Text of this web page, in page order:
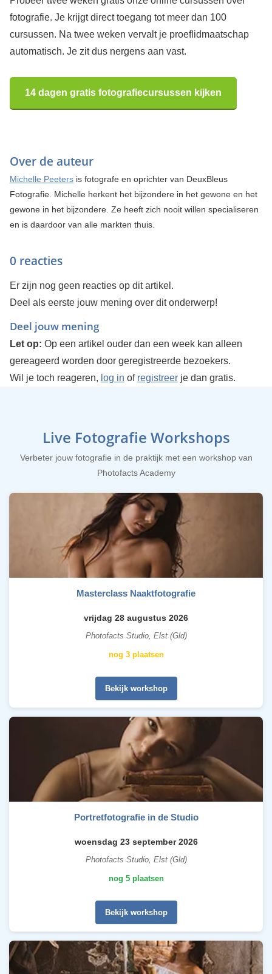
fotografie. Je krijgt direct toegang tot meer dan 100
cursussen. Na twee weken vervalt je proeflidmaatschap
automatisch. Je zit dus nergens aan vast.
14 dagen gratis fotografiecursussen kijken
Over de auteur
Michelle Peetersis fotografe en oprichter van DeuxBleus
Fotografie. Michelle herkent het bijzondere in het gewone en het
gewone in het bijzondere. Ze heeft zich nooit willen specialiseren
en is daardoor van alle markten thuis.
0 reacties
Er zijn nog geen reacties op dit artikel.
Deel als eerste jouw mening over dit onderwerp!
Deel jouw mening
Let op: Op een artikel ouder dan een week kan alleen
gereageerd worden door geregistreerde bezoekers.
Wil je toch reageren, log in of registreerje dan gratis.
Live Fotografie Workshops
Verbeter jouw fotografie in de praktijk met een workshop van
Photofacts Academy
Masterclass Naaktfotografie
vrijdag 28 augustus 2026
Photofacts Studio, Elst (Gld)
nog 3 plaatsen
Bekijk workshop
Portretfotografie in de Studio
woensdag 23 september 2026
Photofacts Studio, Elst (Gld)
nog 5 plaatsen
Bekijk workshop